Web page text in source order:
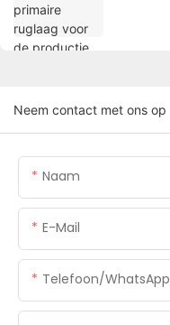
Neem contact met ons op
Naam
E-Mail
Telefoon/WhatsApp